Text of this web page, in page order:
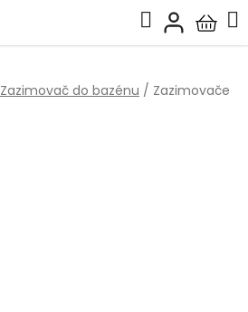
Hledat
košík
Zazimovač do bazénu / Zazimovače